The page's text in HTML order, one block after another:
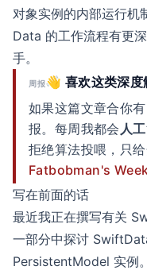
对象实例的内部运行机
Data 的工作流程有更
手。
周报👋 喜欢这类深度
如果这篇文章合你
报。每周我都会 人
拒绝算法投喂，只
Fatbobman's
写在前面的话
最近我正在撰写有关
一部分中探讨
PersistentModel 实例